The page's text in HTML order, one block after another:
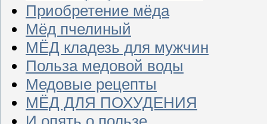
Приобретение мёда
Мёд пчелиный
МЁД кладезь для мужчин
Польза медовой воды
Медовые рецепты
МЁД ДЛЯ ПОХУДЕНИЯ